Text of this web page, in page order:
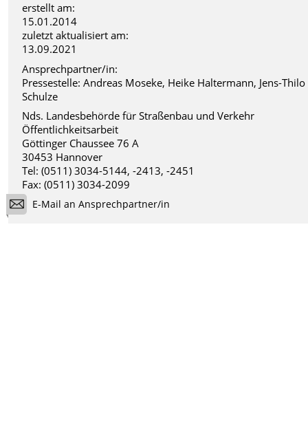
erstellt am:
15.01.2014
zuletzt aktualisiert am:
13.09.2021
Ansprechpartner/in:
Pressestelle: Andreas Moseke, Heike Haltermann, Jens-Thilo
Schulze
Nds. Landesbehörde für Straßenbau und Verkehr
Öffentlichkeitsarbeit
Göttinger Chaussee 76 A
30453 Hannover
Tel: (0511) 3034-5144, -2413, -2451
Fax: (0511) 3034-2099
E-Mail an Ansprechpartner/in